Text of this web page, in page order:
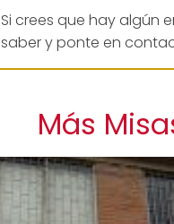
Si crees que hay algún
saber y ponte en
Más